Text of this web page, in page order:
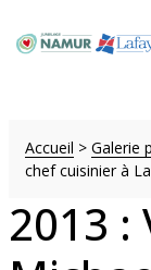
Accueil > Galerie
chef cuisinier à
2013 :